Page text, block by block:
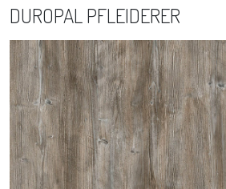
DUROPAL PFLEIDERER